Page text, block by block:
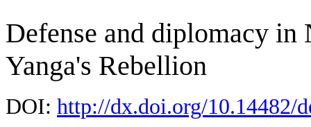
Defense and diplomacy
Yanga's Rebellion
DOI: http://dx.doi.org/10.14482/